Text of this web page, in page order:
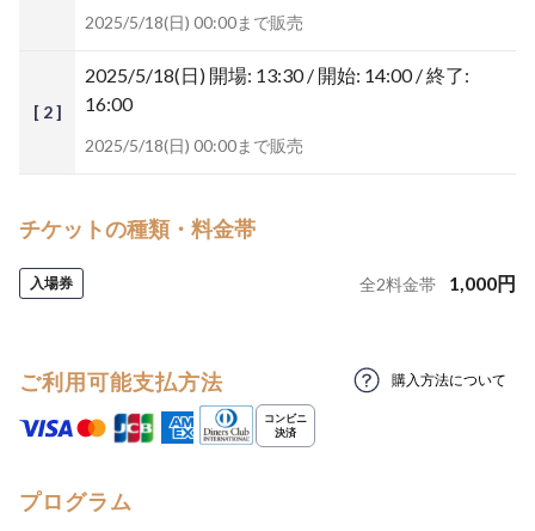
2025/5/18(日) 00:00まで販売
[ 2 ]
2025/5/18(日) 開場: 13:30 / 開始: 14:00 / 終了:
16:00
2025/5/18(日) 00:00まで販売
チケットの種類・料金帯
入場券 全2料金帯 1,000円
ご利用可能支払方法 購入方法について
プログラム